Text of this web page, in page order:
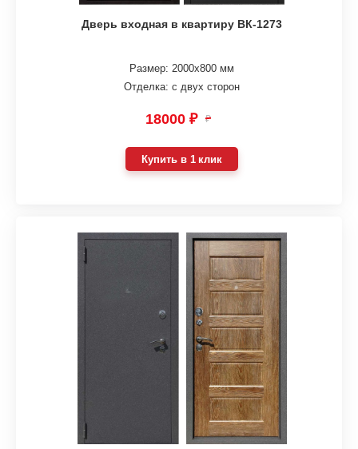
Дверь входная в квартиру ВК-1273
Размер: 2000х800 мм
Отделка: с двух сторон
18000 ₽ ₽
Купить в 1 клик